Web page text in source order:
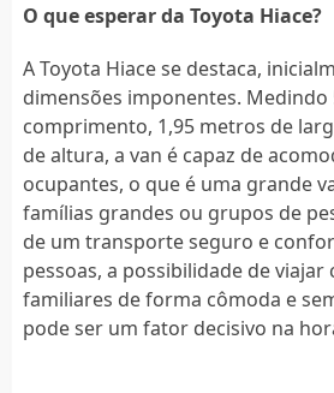
O que esperar da Toyota Hiace?
A Toyota Hiace se destaca,
dimensões imponentes. Medindo
comprimento, 1,95 metros de
de altura, a van é capaz de
ocupantes, o que é uma grande
famílias grandes ou grupos de
de um transporte seguro e
pessoas, a possibilidade de viajar
familiares de forma cômoda e
pode ser um fator decisivo na